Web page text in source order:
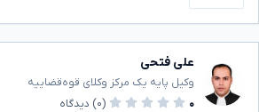
علی فتحی
وکیل پایه یک مرکز وکلای قوه‌قضاییه
۰
(۰) دیدگاه